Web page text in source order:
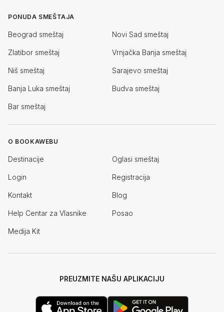
PONUDA SMEŠTAJA
Beograd smeštaj Novi Sad smeštaj
Zlatibor smeštaj Vrnjačka Banja smeštaj
Niš smeštaj Sarajevo smeštaj
Banja Luka smeštaj Budva smeštaj
Bar smeštaj
O BOOKAWEBU
Destinacije Oglasi smeštaj
Login Registracija
Kontakt Blog
Help Centar za Vlasnike Posao
Medija Kit
PREUZMITE NAŠU APLIKACIJU